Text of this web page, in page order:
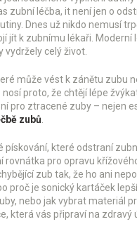
zubní léčba, itnení jen o
. Dnes už nikdo nemusí
jít k zubnímu lékaři. Moderní
celý život.
může vést k zánětu zubu
proto, že chtějí lépe
pro ztracené zuby – nejen
zubů
pískování, které odstraní
rovnátka pro opravu
zub tak, že ho ani
proč je sonický kartáček
nebo jak vybrat materiál
která vás připraví na zdravý